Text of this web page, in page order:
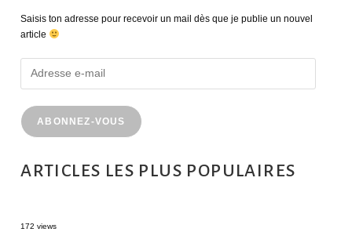
Saisis ton adresse pour recevoir un mail dès que je publie un nouvel
article
ABONNEZ-VOUS
ARTICLES LES PLUS POPULAIRES
172 views